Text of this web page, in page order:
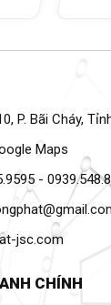
P. Bãi Cháy,
Maps
-
jsc.com
CHÍNH